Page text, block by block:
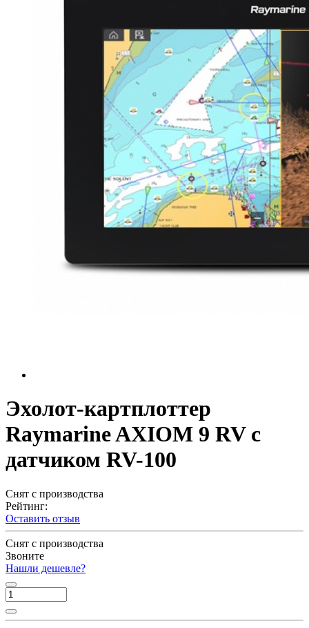
Эхолот-картплоттер
Raymarine AXIOM 9 RV с
датчиком RV-100
Снят с производства
Рейтинг:
Оставить отзыв
Снят с производства
Звоните
Нашли дешевле?